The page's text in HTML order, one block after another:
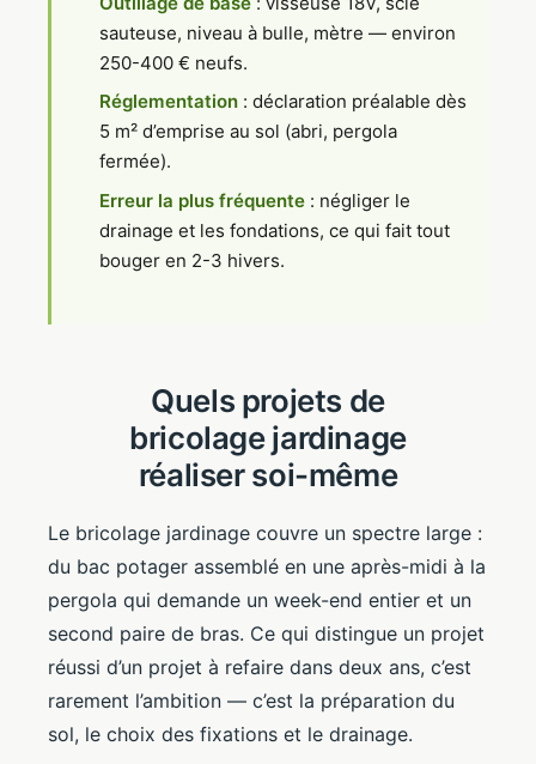
sauteuse, niveau à bulle, mètre — environ
250-400 € neufs.
Réglementation : déclaration préalable dès
5 m² d’emprise au sol (abri, pergola
fermée).
Erreur la plus fréquente : négliger le
drainage et les fondations, ce qui fait tout
bouger en 2-3 hivers.
Quels projets de
bricolage jardinage
réaliser soi-même
Le bricolage jardinage couvre un spectre large :
du bac potager assemblé en une après-midi à la
pergola qui demande un week-end entier et un
second paire de bras. Ce qui distingue un projet
réussi d’un projet à refaire dans deux ans, c’est
rarement l’ambition — c’est la préparation du
sol, le choix des fixations et le drainage.